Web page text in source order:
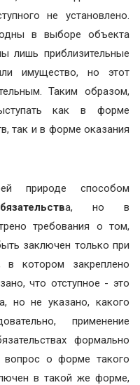
не установлено.
в выборе объекта
лишь приблизительные
имущество, но этот
Таким образом,
как в форме
так и в форме оказания
природе способом
а, но в
требования о том,
заключен только при
в котором закреплено
что отступное - это
но не указано, какого
применение
формально
вопрос о форме такого
в такой же форме,